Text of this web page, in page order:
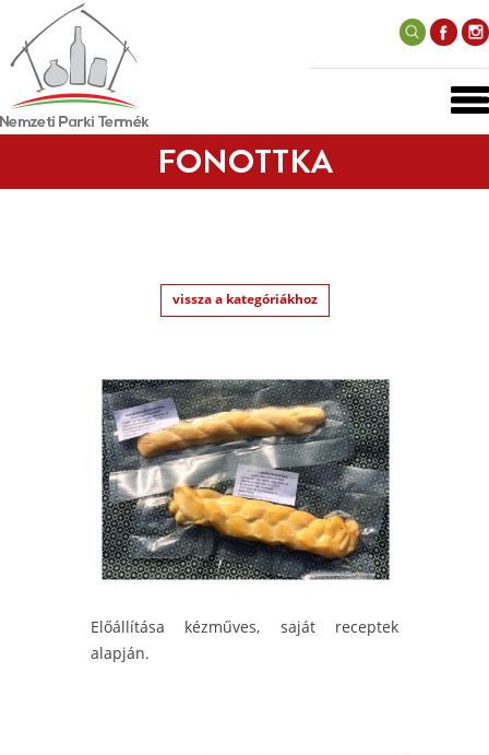
FONOTTKA
vissza a kategóriákhoz
Előállítása kézműves, saját receptek
alapján.